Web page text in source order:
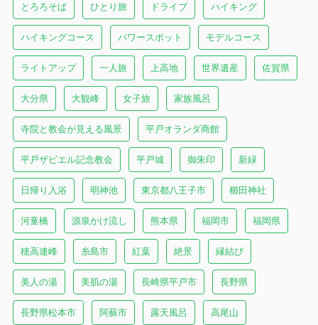
とろろそば ひとり旅 ドライブ ハイキング
ハイキングコース パワースポット モデルコース
ライトアップ 一人旅 上高地 世界遺産 佐賀県
大分県 大観峰 女子旅 家族風呂
寺院と教会が見える風景 平戸オランダ商館
平戸ザビエル記念教会 平戸城 御朱印 新緑
日帰り入浴 明神池 東京都八王子市 櫛田神社
河童橋 源泉かけ流し 熊本県 福岡市 福岡県
穂高連峰 糸島市 紅葉 絶景 縁結び
美人の湯 美肌の湯 長崎県平戸市 長野県
長野県松本市 阿蘇市 露天風呂 高尾山